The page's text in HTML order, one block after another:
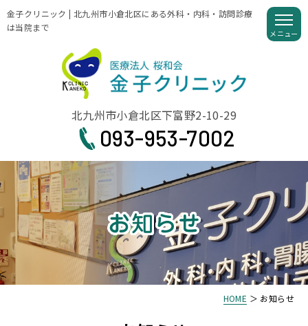
金子クリニック | 北九州市小倉北区にある外科・内科・訪問診療
は当院まで
北九州市小倉北区下富野2-10-29
093-953-7002
HOME ＞ お知らせ